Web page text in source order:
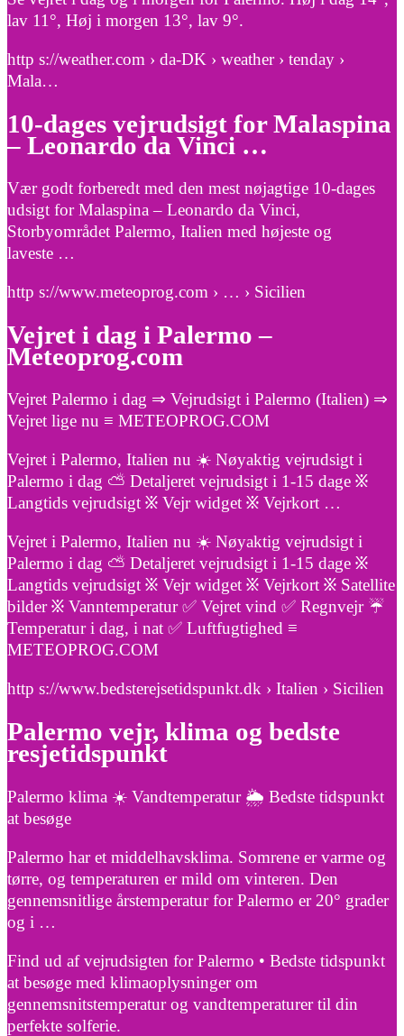
lav 11°, Høj i morgen 13°, lav 9°.
http s://weather.com › da-DK › weather › tenday ›
Mala…
10-dages vejrudsigt for Malaspina
– Leonardo da Vinci …
Vær godt forberedt med den mest nøjagtige 10-dages
udsigt for Malaspina – Leonardo da Vinci,
Storbyområdet Palermo, Italien med højeste og
laveste …
http s://www.meteoprog.com › … › Sicilien
Vejret i dag i Palermo –
Meteoprog.com
Vejret Palermo i dag ⇒ Vejrudsigt i Palermo (Italien) ⇒
Vejret lige nu ≡ METEOPROG.COM
Vejret i Palermo, Italien nu ☀️ Nøyaktig vejrudsigt i
Palermo i dag ⛅ Detaljeret vejrudsigt i 1-15 dage ፠
Langtids vejrudsigt ፠ Vejr widget ፠ Vejrkort …
Vejret i Palermo, Italien nu ☀️ Nøyaktig vejrudsigt i
Palermo i dag ⛅ Detaljeret vejrudsigt i 1-15 dage ፠
Langtids vejrudsigt ፠ Vejr widget ፠ Vejrkort ፠ Satellite
bilder ፠ Vanntemperatur ✅ Vejret vind ✅ Regnvejr ☔
Temperatur i dag, i nat ✅ Luftfugtighed ≡
METEOPROG.COM
http s://www.bedsterejsetidspunkt.dk › Italien › Sicilien
Palermo vejr, klima og bedste
resjetidspunkt
Palermo klima ☀️ Vandtemperatur 🌦️ Bedste tidspunkt
at besøge
Palermo har et middelhavsklima. Somrene er varme og
tørre, og temperaturen er mild om vinteren. Den
gennemsnitlige årstemperatur for Palermo er 20° grader
og i …
Find ud af vejrudsigten for Palermo • Bedste tidspunkt
at besøge med klimaoplysninger om
gennemsnitstemperatur og vandtemperaturer til din
perfekte solferie.